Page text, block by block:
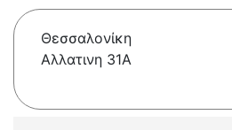
Θεσσαλονίκη
Αλλατινη 31Α